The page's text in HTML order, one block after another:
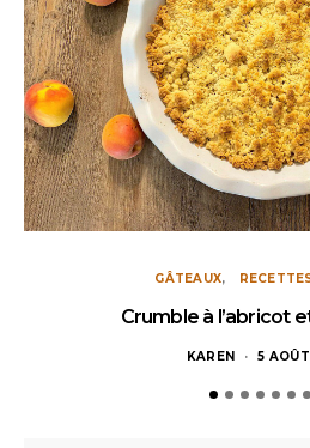
GÂTEAUX
Crumble à l’abricot
KAREN 5